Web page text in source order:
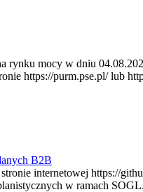
rynku mocy w dniu
https://purm.pse.pl/ lub
B2B
internetowej https://
w ramach